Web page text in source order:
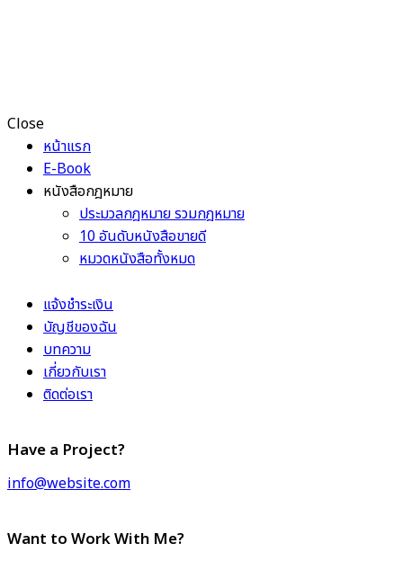
Close
หน้าแรก
E-Book
หนังสือกฎหมาย
ประมวลกฎหมาย รวมกฎหมาย
10 อันดับหนังสือขายดี
หมวดหนังสือทั้งหมด
แจ้งชำระเงิน
บัญชีของฉัน
บทความ
เกี่ยวกับเรา
ติดต่อเรา
Have a Project?
info@website.com
Want to Work With Me?